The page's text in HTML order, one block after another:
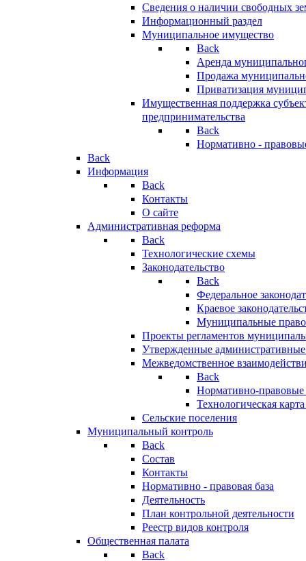
Сведения о наличии свободных
Информационный раздел
Муниципальное имущество
Back
Аренда
Продажа
Приватизация
Имущественная поддержка
предпринимательства
Back
Нормативно -
Back
Информация
Back
Контакты
О сайте
Административная реформа
Back
Технологические схемы
Законодательство
Back
Федеральное
Краевое
Муниципальные
Проекты регламентов
Утвержденные
Межведомственное
Back
Нормативно-правовые
Технологическая
Сельские поселения
Муниципальный контроль
Back
Состав
Контакты
Нормативно - правовая база
Деятельность
План контрольной деятельности
Реестр видов контроля
Общественная палата
Back